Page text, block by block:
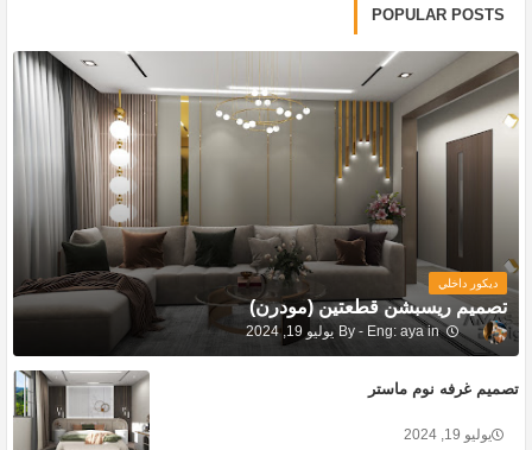
POPULAR POSTS
ديكور داخلي
تصميم ريسبشن قطعتين (مودرن)
Eng: aya يوليو 19, 2024
تصميم غرفه نوم ماستر
يوليو 19, 2024